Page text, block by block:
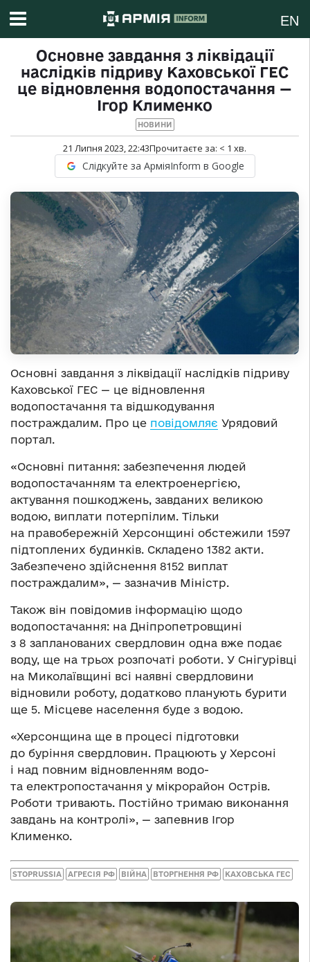
EN
Основне завдання з ліквідації
наслідків підриву Каховської ГЕС
це відновлення водопостачання —
Ігор Клименко
НОВИНИ
21 Липня 2023, 22:43Прочитаєте за: < 1 хв.
Слідкуйте за АрміяInform в Google
Основні завдання з ліквідації наслідків підриву
Каховської ГЕС — це відновлення
водопостачання та відшкодування
постраждалим. Про це повідомляє Урядовий
портал.
«Основні питання: забезпечення людей
водопостачанням та електроенергією,
актування пошкоджень, завданих великою
водою, виплати потерпілим. Тільки
на правобережній Херсонщині обстежили 1597
підтоплених будинків. Складено 1382 акти.
Забезпечено здійснення 8152 виплат
постраждалим», — зазначив Міністр.
Також він повідомив інформацію щодо
водопостачання: на Дніпропетровщині
з 8 запланованих свердловин одна вже подає
воду, ще на трьох розпочаті роботи. У Снігурівці
на Миколаївщині всі наявні свердловини
відновили роботу, додатково планують бурити
ще 5. Місцеве населення буде з водою.
«Херсонщина ще в процесі підготовки
до буріння свердловин. Працюють у Херсоні
і над повним відновленням водо-
та електропостачання у мікрорайон Острів.
Роботи тривають. Постійно тримаю виконання
завдань на контролі», — запевнив Ігор
Клименко.
STOPRUSSIA АГРЕСІЯ РФ ВІЙНА ВТОРГНЕННЯ РФ КАХОВСЬКА ГЕС